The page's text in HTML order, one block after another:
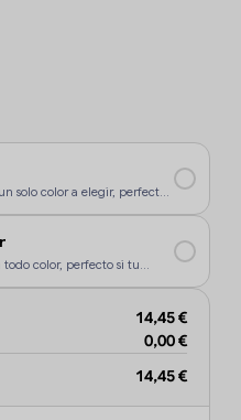
solo color a elegir, perfecto
color, perfecto si tu
14,45 €
0,00 €
14,45 €